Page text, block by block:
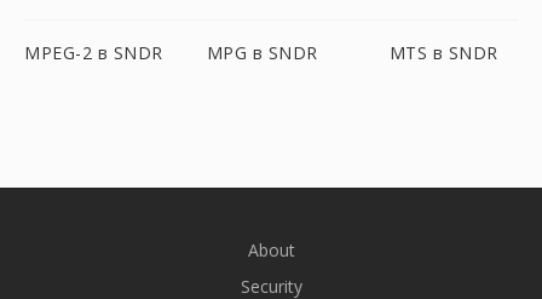
MPEG-2 в SNDR MPG в SNDR MTS в SNDR
About
Security